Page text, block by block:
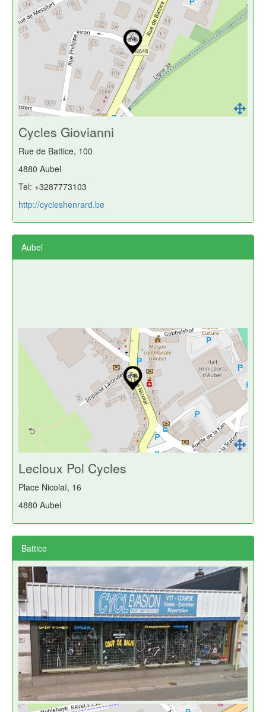
Cycles Giovianni
Rue de Battice, 100
4880 Aubel
Tel: +3287773103
http://cycleshenrard.be
Aubel
Lecloux Pol Cycles
Place Nicolaï, 16
4880 Aubel
Battice